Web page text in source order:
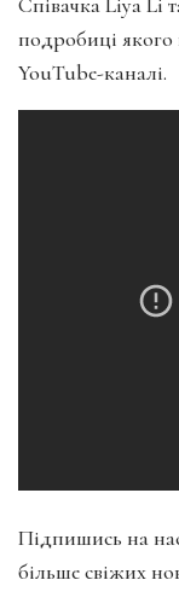
Співачка Liya Li
подробиці якого
YouTube-каналі.
Підпишись на
більше свіжих